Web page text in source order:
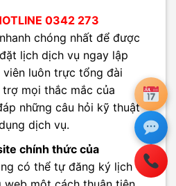
0342 273
chóng nhất để được
lịch dịch vụ ngay lập
luôn trực tổng đài
trợ mọi thắc mắc của
những câu hỏi kỹ thuật
dịch vụ.
chính thức của
có thể tự đăng ký lịch